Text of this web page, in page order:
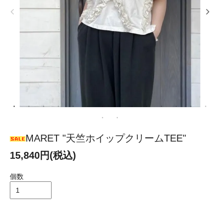
MARET "天竺ホイップクリームTEE"
15,840円(税込)
個数